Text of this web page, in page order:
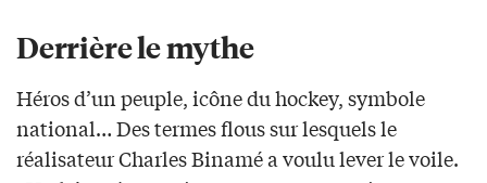
Derrière le mythe
Héros d’un peuple, icône du hockey, symbole
national… Des termes flous sur lesquels le
réalisateur Charles Binamé a voulu lever le voile.